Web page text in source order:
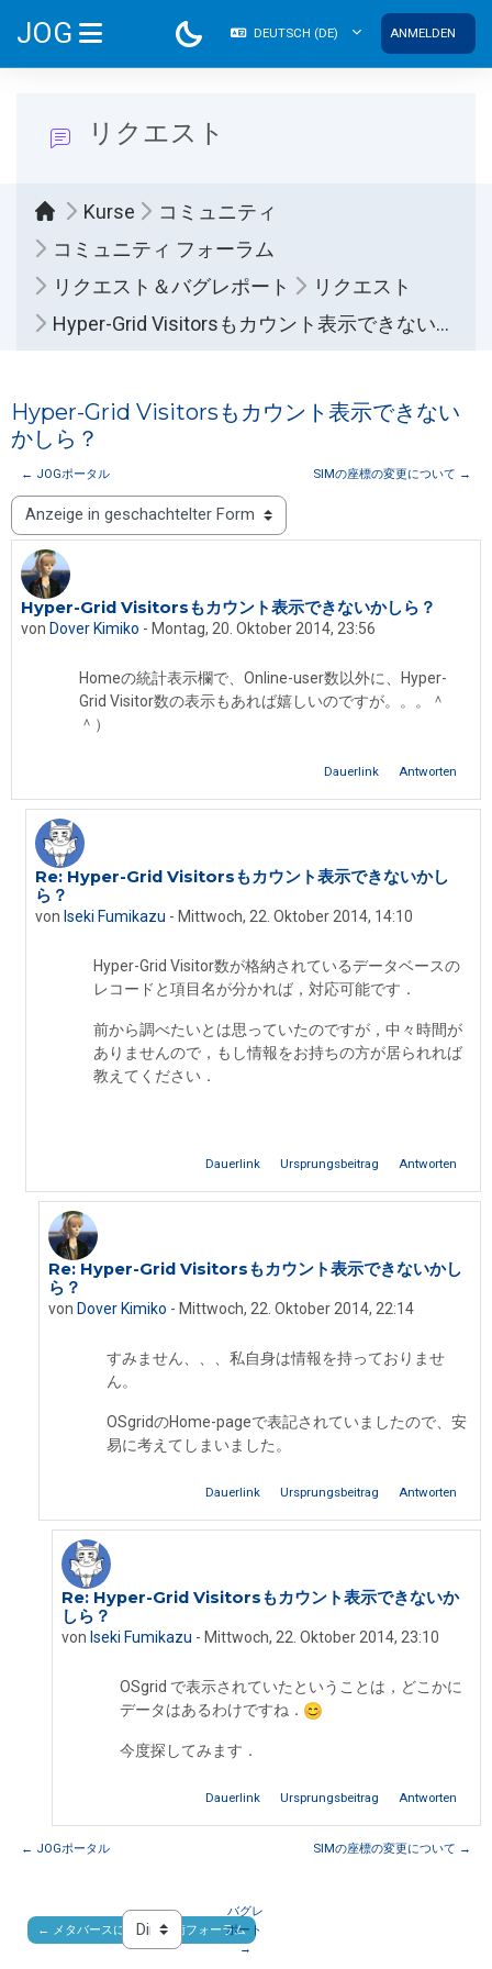
JOG
WEBSITE-ÜBERSICHT
DEUTSCH ‎(DE)‎ ANMELDEN
リクエスト
Kurse
コミュニティ
コミュニティ フォーラム
リクエスト＆バグレポート
リクエスト
Hyper-Grid Visitorsもカウント表示できないかしら？
Hyper-Grid Visitorsもカウント表示できない
かしら？
← JOGポータル SIMの座標の変更について →
Anzeigemodus
Hyper-Grid Visitorsもカウント表示できないかしら？
von Dover Kimiko - Montag, 20. Oktober 2014, 23:56
Anzahl Antworten: 3
Homeの統計表示欄で、Online-user数以外に、Hyper-
Grid Visitor数の表示もあれば嬉しいのですが。。。＾
＾）
Dauerlink Antworten
Als Antwort auf Dover Kimiko
Re: Hyper-Grid Visitorsもカウント表示できないかし
ら？
von Iseki Fumikazu - Mittwoch, 22. Oktober 2014, 14:10
Hyper-Grid Visitor数が格納されているデータベースの
レコードと項目名が分かれば，対応可能です．
前から調べたいとは思っていたのですが，中々時間が
ありませんので，もし情報をお持ちの方が居られれば
教えてください．
Dauerlink Ursprungsbeitrag Antworten
Als Antwort auf Iseki Fumikazu
Re: Hyper-Grid Visitorsもカウント表示できないかし
ら？
von Dover Kimiko - Mittwoch, 22. Oktober 2014, 22:14
すみません、、、私自身は情報を持っておりませ
ん。
OSgridのHome-pageで表記されていましたので、安
易に考えてしまいました。
Dauerlink Ursprungsbeitrag Antworten
Als Antwort auf Dover Kimiko
Re: Hyper-Grid Visitorsもカウント表示できないか
しら？
von Iseki Fumikazu - Mittwoch, 22. Oktober 2014, 23:10
OSgrid で表示されていたということは，どこかに
データはあるわけですね．
今度探してみます．
Dauerlink Ursprungsbeitrag Antworten
← JOGポータル SIMの座標の変更について →
← メタバースに関する技術フォーラム
Direkt zu:
バグレ
ポート
→